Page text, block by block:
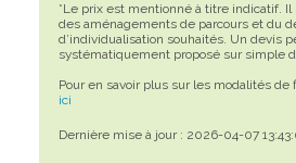
*Le prix est mentionné à titre indicatif. Il
des aménagements de parcours et du
d’individualisation souhaités. Un devis
systématiquement proposé sur simple
Pour en savoir plus sur les modalités de
ici
Dernière mise à jour : 2026-04-07